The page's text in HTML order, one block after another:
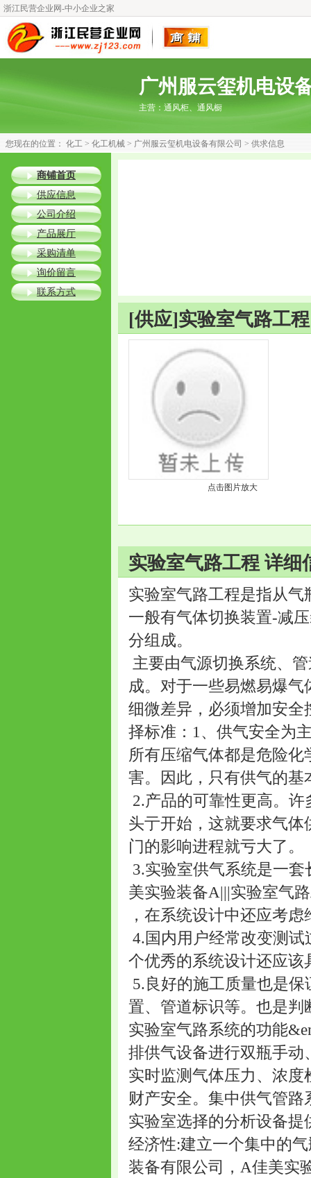
浙江民营企业网-中小企业之家
广州服云玺机电设
主营： 通风柜、通风橱
您现在的位置： 化工 > 化工机械 > 广州服云玺机电设备有限公司 > 供求信息
[供应]实验室气路工程
点击图片放大
实验室气路工程 详细
实验室气路工程是指从
一般有气体切换装置-减
分组成。
主要由气源切换系统、
成。对于一些易燃易爆
细微差异，必须增加安
择标准：1、供气安全为
所有压缩气体都是危险
害。因此，只有供气的
2.产品的可靠性更高。
头亍开始，这就要求气
门的影响进程就亏大了。
3.实验室供气系统是一
美实验装备A|||实验室气
，在系统设计中还应考
4.国内用户经常改变测
个优秀的系统设计还应
5.良好的施工质量也是
置、管道标识等。也是
实验室气路系统的功能
排供气设备进行双瓶手动
实时监测气体压力、浓
财产安全。集中供气管
实验室选择的分析设备
经济性:建立一个集中的
装备有限公司，A佳美实
商铺首页
供应信息
公司介绍
产品展厅
采购清单
询价留言
联系方式